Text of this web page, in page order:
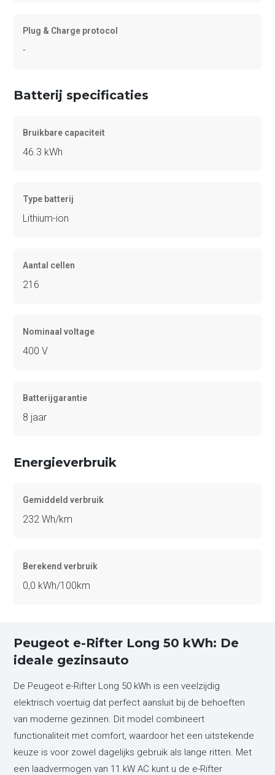
Plug & Charge protocol
-
Batterij specificaties
Bruikbare capaciteit
46.3 kWh
Type batterij
Lithium-ion
Aantal cellen
216
Nominaal voltage
400 V
Batterijgarantie
8 jaar
Energieverbruik
Gemiddeld verbruik
232 Wh/km
Berekend verbruik
0,0 kWh/100km
Peugeot e-Rifter Long 50 kWh: De
ideale gezinsauto
De Peugeot e-Rifter Long 50 kWh is een veelzijdig
elektrisch voertuig dat perfect aansluit bij de behoeften
van moderne gezinnen. Dit model combineert
functionaliteit met comfort, waardoor het een uitstekende
keuze is voor zowel dagelijks gebruik als lange ritten. Met
een laadvermogen van 11 kW AC kunt u de e-Rifter